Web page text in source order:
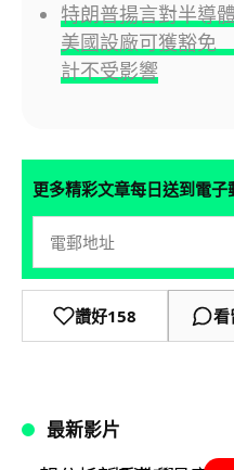
特朗普揚言對半導
美國設廠可獲豁免
計不受影響
更多精彩文章每日送到電子
讚好158 看
最新影片